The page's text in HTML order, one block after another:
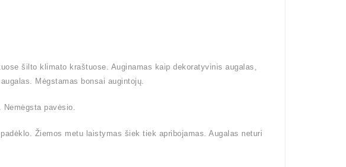
šilto klimato kraštuose. Auginamas kaip dekoratyvinis augalas,
Mėgstamas bonsai augintojų.
pavėsio.
Žiemos metu laistymas šiek tiek apribojamas. Augalas neturi